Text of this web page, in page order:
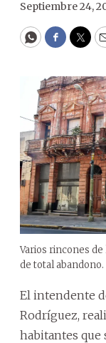
Septiembre 24,
WhatsApp
Varios rincones
de total abandono.
El intendente
Rodríguez,
habitantes que